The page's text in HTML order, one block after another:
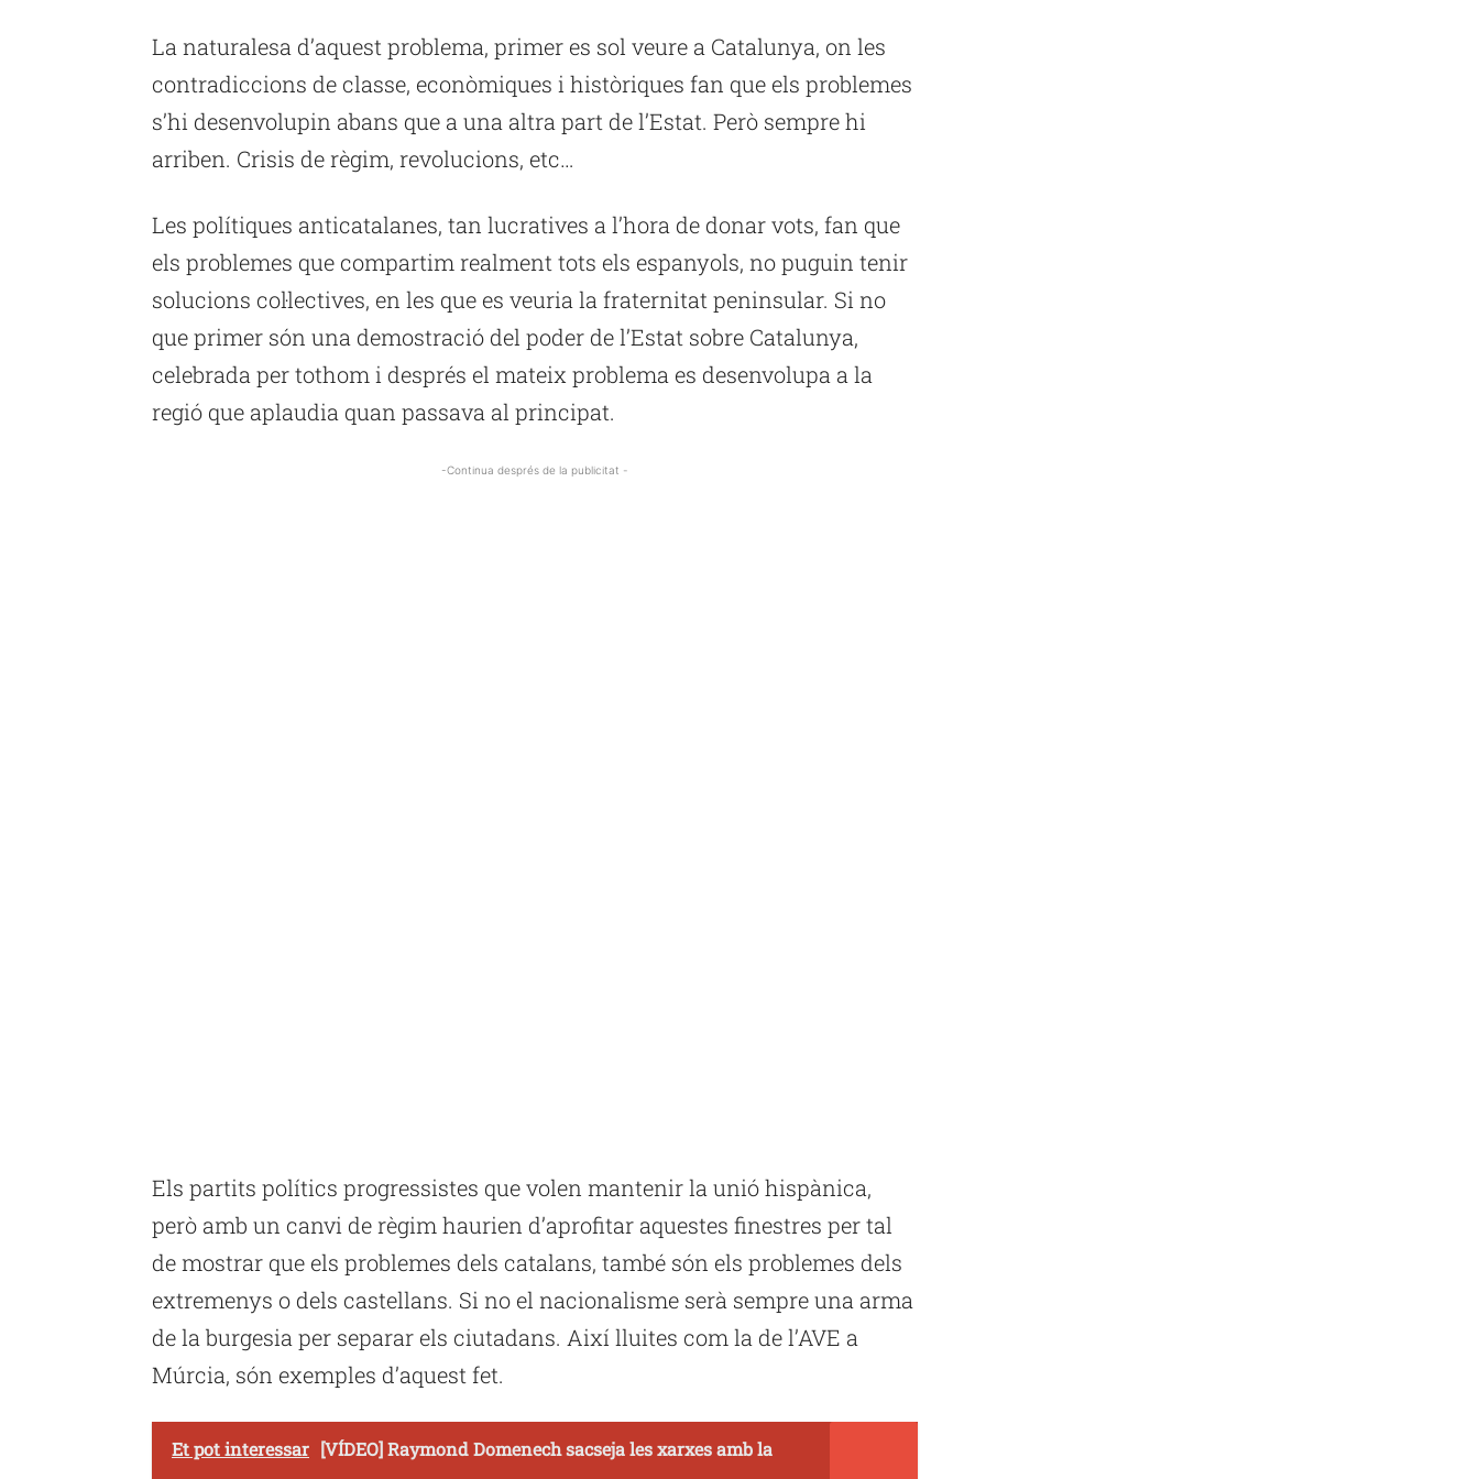
La naturalesa d’aquest problema, primer es sol veure a Catalunya, on les
contradiccions de classe, econòmiques i històriques fan que els problemes
s’hi desenvolupin abans que a una altra part de l’Estat. Però sempre hi
arriben. Crisis de règim, revolucions, etc…
Les polítiques anticatalanes, tan lucratives a l’hora de donar vots, fan que
els problemes que compartim realment tots els espanyols, no puguin tenir
solucions col·lectives, en les que es veuria la fraternitat peninsular. Si no
que primer són una demostració del poder de l’Estat sobre Catalunya,
celebrada per tothom i després el mateix problema es desenvolupa a la
regió que aplaudia quan passava al principat.
-Continua després de la publicitat -
Els partits polítics progressistes que volen mantenir la unió hispànica,
però amb un canvi de règim haurien d’aprofitar aquestes finestres per tal
de mostrar que els problemes dels catalans, també són els problemes dels
extremenys o dels castellans. Si no el nacionalisme serà sempre una arma
de la burgesia per separar els ciutadans. Així lluites com la de l’AVE a
Múrcia, són exemples d’aquest fet.
Et pot interessar [VÍDEO] Raymond Domenech sacseja les xarxes amb la